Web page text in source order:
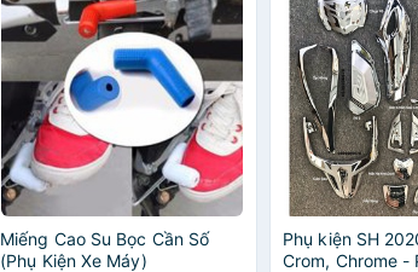
Miếng Cao Su Bọc Cần Số
(Phụ Kiện Xe Máy)
Phụ kiện SH
Crom, Chrome -